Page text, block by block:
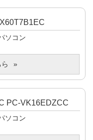
ソコン
PC-VK16EDZCC
ソコン